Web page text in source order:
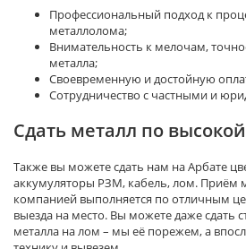
Профессиональный подход к
металлолома;
Внимательность к мелочам,
металла;
Своевременную и достойную
Сотрудничество с частными и
Сдать металл по
Также вы можете сдать нам на Арбате
аккумуляторы РЗМ, кабель, лом. Приём
компанией выполняется по отличным
выезда на место. Вы можете даже сдать
металла на лом – мы её порежем, а